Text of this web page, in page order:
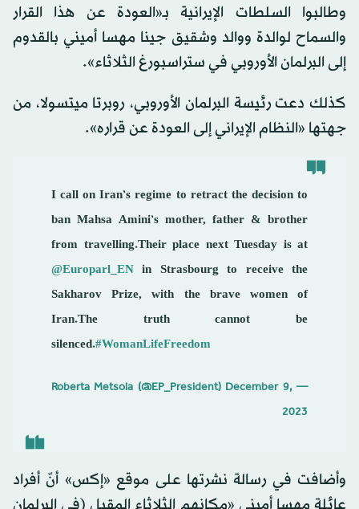
وطالبوا السلطات الإيرانية بـ«العودة عن هذا القرار
والسماح لوالدة ووالد وشقيق جينا مهسا أميني بالقدوم
إلى البرلمان الأوروبي في ستراسبورغ الثلاثاء».
كذلك دعت رئيسة البرلمان الأوروبي، روبرتا ميتسولا، من
جهتها «النظام الإيراني إلى العودة عن قراره».
I call on Iran’s regime to retract the decision to
ban Mahsa Amini’s mother, father & brother
from travelling.Their place next Tuesday is at
@Europarl_EN in Strasbourg to receive the
Sakharov Prize, with the brave women of
Iran.The truth cannot be
silenced.#WomanLifeFreedom
— Roberta Metsola (@EP_President)
December 9,
2023
وأضافت في رسالة نشرتها على موقع «إكس» أنّ أفراد
عائلة مهسا أميني «مكانهم الثلاثاء المقبل (في البرلمان